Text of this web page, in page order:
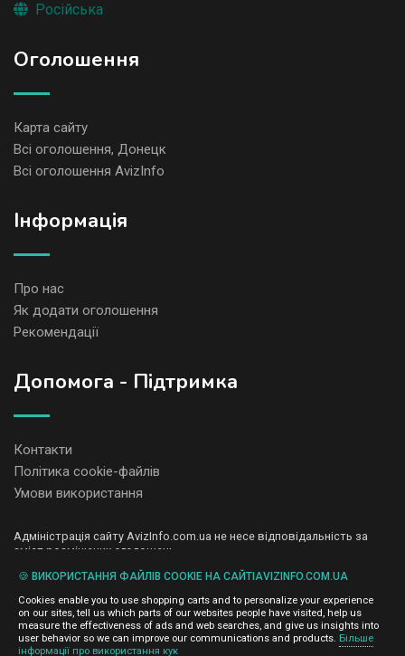
Російська
Оголошення
Карта сайту
Всі оголошення, Донецк
Всі оголошення AvizInfo
Iнформація
Про нас
Як додати оголошення
Рекомендації
Допомога - Підтримка
Контакти
Політика cookie-файлів
Умови використання
Адміністрація сайту AvizInfo.com.ua не несе відповідальність за
зміст розміщених оголошень.
і не продаємо особисту інформацію зареєстрованих користувачів
AvizInfo.com.ua третім особам. Ми не відповідаємо за правила
конфіденційності сайтів на які посилається AvizInfo.com.ua. На
деяких сторінках нашого сайту представлена реклама Google
Adsense Advertising Network. Щоб дізнатися детальніше про
правила конфіденційності Google
🍪 ВИКОРИСТАННЯ ФАЙЛІВ COOKIE НА САЙТІAVIZINFO.COM.UA
Cookies enable you to use shopping carts and to personalize your experience
on our sites, tell us which parts of our websites people have visited, help us
measure the effectiveness of ads and web searches, and give us insights into
user behavior so we can improve our communications and products. Більше
інформації про використання кук